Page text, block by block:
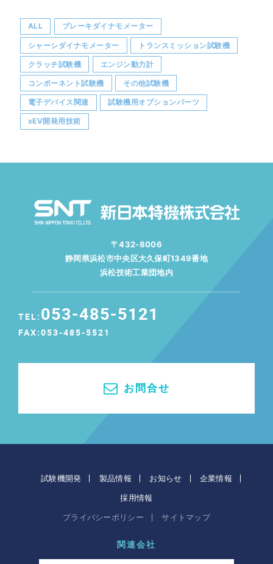
ALL ブレーキダイナモメーター
シャーシダイナモメーター トランスミッション試験機
クラッチ試験機 エンジン動力計
コンポーネント試験機 その他試験機
電子デバイス関連 試験機用オプションパーツ
xEV開発用技術
〒432-8006
静岡県浜松市中央区大久保町1349番地
浜松技術工業団地内
TEL: 053-485-5121
FAX:053-485-5521
お問合せ
試験機開発 製品情報 お知らせ
企業情報
採用情報
プライバシーポリシー
サイトマップ
関連会社